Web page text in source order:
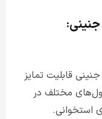
:
قابلیت تمایز
مختلف در
استخوانی.